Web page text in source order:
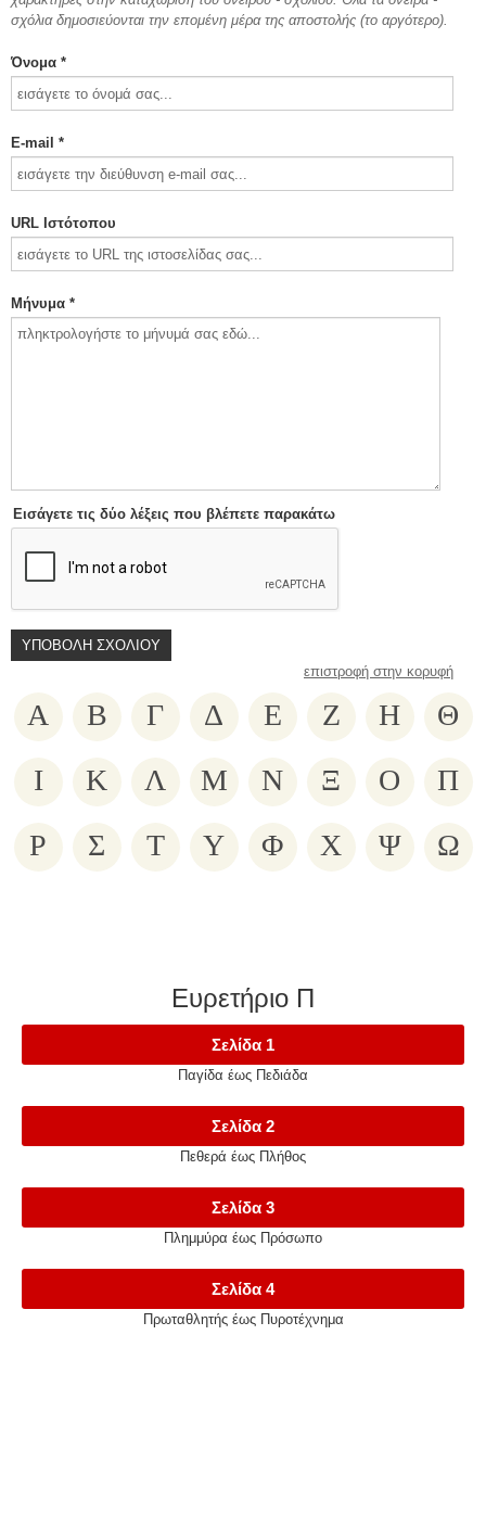
σχόλια δημοσιεύονται την επομένη μέρα της αποστολής (το αργότερο).
Όνομα *
E-mail *
URL Ιστότοπου
Μήνυμα *
Εισάγετε τις δύο λέξεις που βλέπετε παρακάτω
επιστροφή στην κορυφή
Α Β Γ Δ Ε Ζ Η Θ
Ι Κ Λ Μ Ν Ξ Ο Π
Ρ Σ Τ Υ Φ Χ Ψ Ω
Ευρετήριο Π
Σελίδα 1
Παγίδα έως Πεδιάδα
Σελίδα 2
Πεθερά έως Πλήθος
Σελίδα 3
Πλημμύρα έως Πρόσωπο
Σελίδα 4
Πρωταθλητής έως Πυροτέχνημα